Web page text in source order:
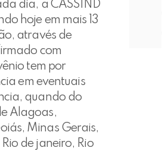
dia, a CASSIND
hoje em mais 13
através de
com
tem por
em eventuais
quando do
Alagoas,
Minas Gerais,
de janeiro, Rio